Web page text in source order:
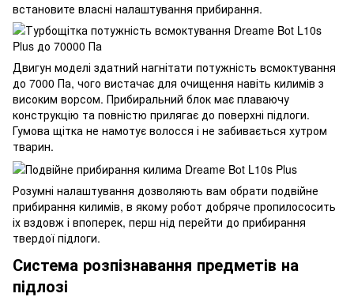
встановите власні налаштування прибирання.
Двигун моделі здатний нагнітати потужність всмоктування
до 7000 Па, чого вистачає для очищення навіть килимів з
високим ворсом. Прибиральний блок має плаваючу
конструкцію та повністю прилягає до поверхні підлоги.
Гумова щітка не намотує волосся і не забивається хутром
тварин.
Розумні налаштування дозволяють вам обрати подвійне
прибирання килимів, в якому робот добряче пропилососить
іх вздовж і впоперек, перш нід перейти до прибирання
твердої підлоги.
Система розпізнавання предметів на
підлозі